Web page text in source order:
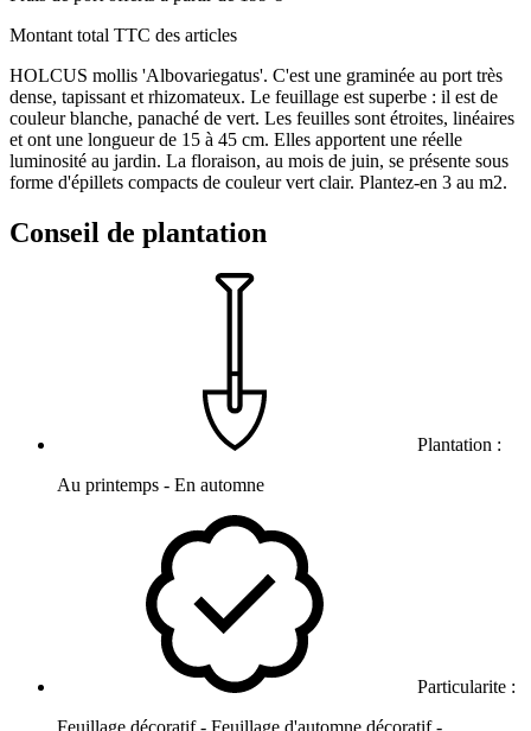
Montant total TTC des articles
HOLCUS mollis 'Albovariegatus'. C'est une graminée au port très
dense, tapissant et rhizomateux. Le feuillage est superbe : il est de
couleur blanche, panaché de vert. Les feuilles sont étroites, linéaires
et ont une longueur de 15 à 45 cm. Elles apportent une réelle
luminosité au jardin. La floraison, au mois de juin, se présente sous
forme d'épillets compacts de couleur vert clair. Plantez-en 3 au m2.
Conseil de plantation
Plantation :
Au printemps - En automne
Particularite :